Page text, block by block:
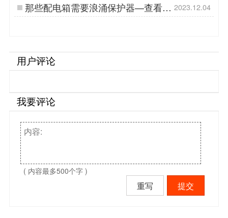
那些配电箱需要浪涌保护器—查看详
情-易造防雷…
2023.12.04
用户评论
我要评论
( 内容最多500个字 )
重写 提交